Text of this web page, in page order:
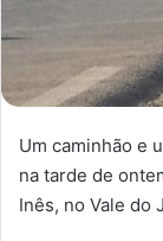
Um caminhão e
na tarde de
Inês, no Vale do